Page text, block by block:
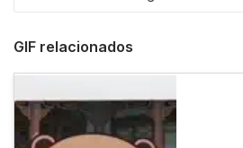
GIF relacionados